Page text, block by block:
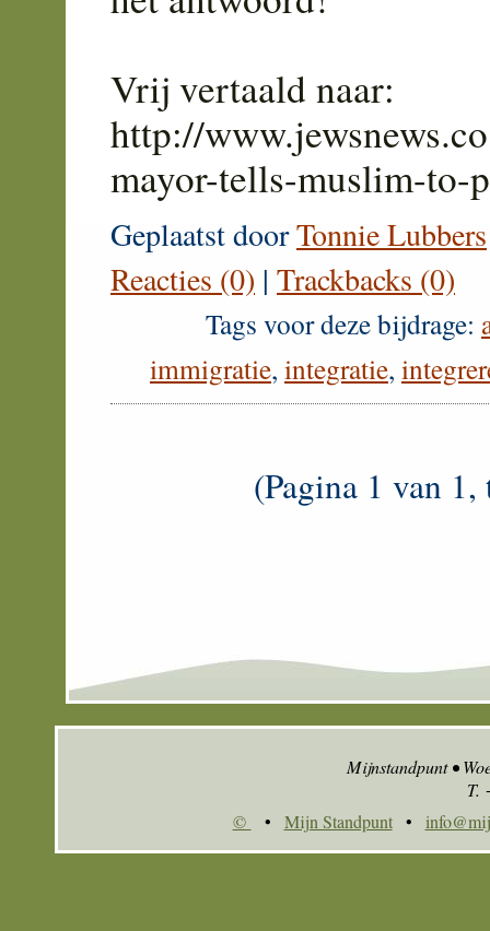
Vrij vertaald naar:
http://
mayor-tells-muslim-to-
Geplaatst doorTonnie Lubbers
Reacties (0) | Trackbacks (0)
Tags voor deze bijdrage:
immigratie, integratie,
(Pagina 1 van
Mijnstandpunt •
T.
©
• Mijn Standpunt •